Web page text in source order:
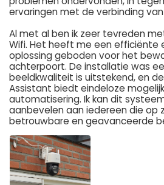
ervaringen met de verbinding
Al met al ben ik zeer tevreden
Wifi. Het heeft me een efficiënte
oplossing geboden voor het
achterpoort. De installatie was
beeldkwaliteit is uitstekend, en
Assistant biedt eindeloze
automatisering. Ik kan dit
aanbevelen aan iedereen die op
betrouwbare en geavanceerde